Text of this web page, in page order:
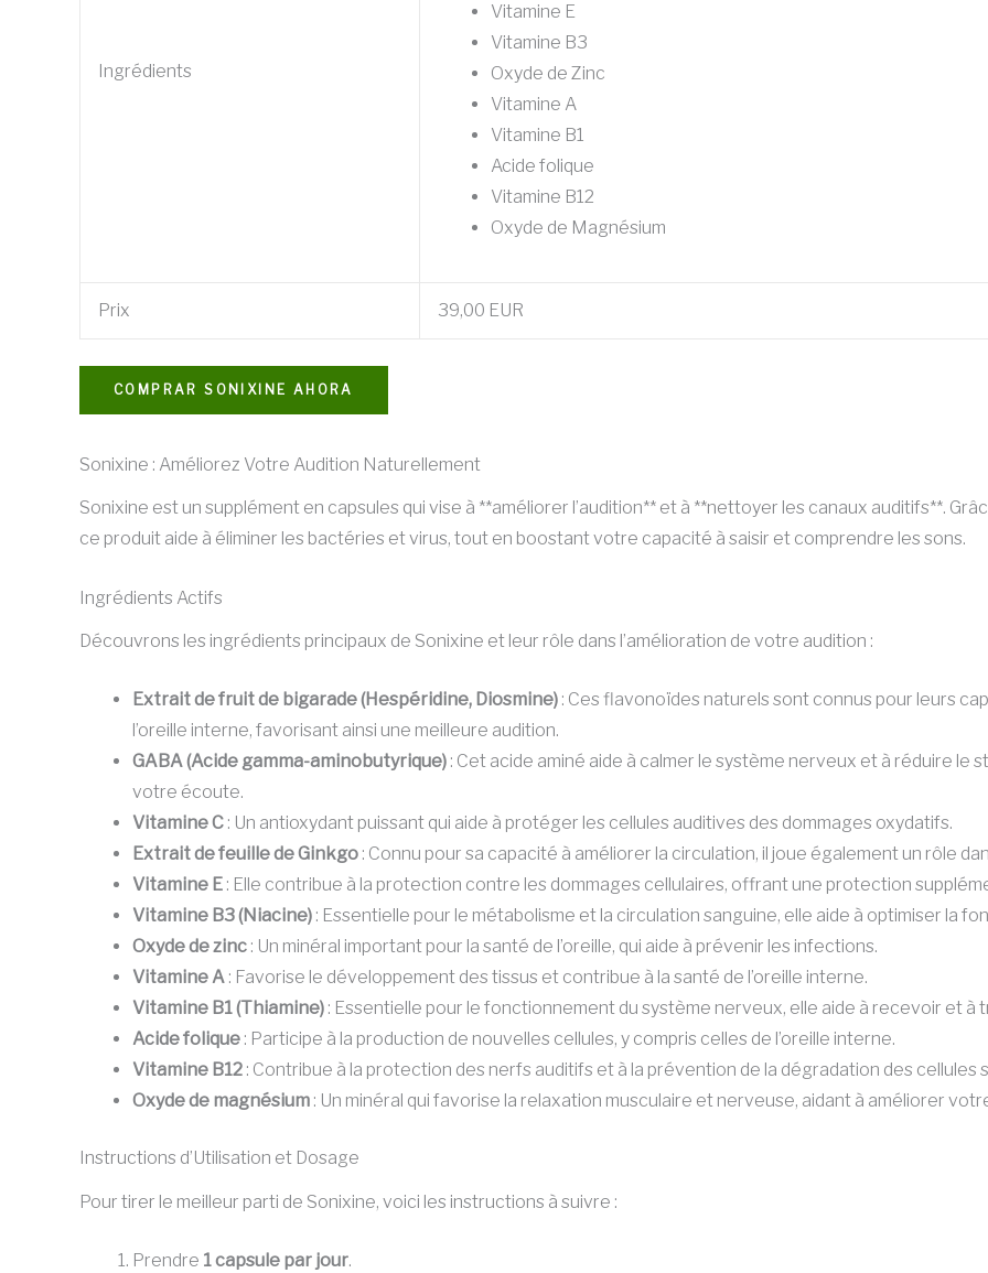
Ingrédients
Vitamine E
Vitamine B3
Oxyde de Zinc
Vitamine A
Vitamine B1
Acide folique
Vitamine B12
Oxyde de Magnésium
Prix 39,00 EUR
COMPRAR SONIXINE AHORA
Sonixine : Améliorez Votre Audition Naturellement
Sonixine est un supplément en capsules qui vise à **améliorer l’audition** et à **nettoyer les canaux auditifs**.
ce produit aide à éliminer les bactéries et virus, tout en boostant votre capacité à saisir et comprendre les sons.
Ingrédients Actifs
Découvrons les ingrédients principaux de Sonixine et leur rôle dans l’amélioration de votre audition :
Extrait de fruit de bigarade (Hespéridine, Diosmine) : Ces flavonoïdes naturels sont connus pour leurs
l’oreille interne, favorisant ainsi une meilleure audition.
GABA (Acide gamma-aminobutyrique) : Cet acide aminé aide à calmer le système nerveux et à réduire le
votre écoute.
Vitamine C : Un antioxydant puissant qui aide à protéger les cellules auditives des dommages oxydatifs.
Extrait de feuille de Ginkgo : Connu pour sa capacité à améliorer la circulation, il joue également un rôle
Vitamine E : Elle contribue à la protection contre les dommages cellulaires, offrant une protection
Vitamine B3 (Niacine) : Essentielle pour le métabolisme et la circulation sanguine, elle aide à optimiser la
Oxyde de zinc : Un minéral important pour la santé de l’oreille, qui aide à prévenir les infections.
Vitamine A : Favorise le développement des tissus et contribue à la santé de l’oreille interne.
Vitamine B1 (Thiamine) : Essentielle pour le fonctionnement du système nerveux, elle aide à recevoir et à
Acide folique : Participe à la production de nouvelles cellules, y compris celles de l’oreille interne.
Vitamine B12 : Contribue à la protection des nerfs auditifs et à la prévention de la dégradation des cellules
Oxyde de magnésium : Un minéral qui favorise la relaxation musculaire et nerveuse, aidant à améliorer
Instructions d’Utilisation et Dosage
Pour tirer le meilleur parti de Sonixine, voici les instructions à suivre :
Prendre 1 capsule par jour.